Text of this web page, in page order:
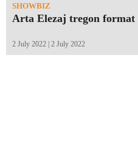
SHOWBIZ
Arta Elezaj tregon
2 July 2022 | 2 July 2022